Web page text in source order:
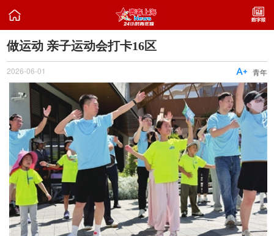

做运动 亲子运动会打卡16区
2026-06-01 青年
